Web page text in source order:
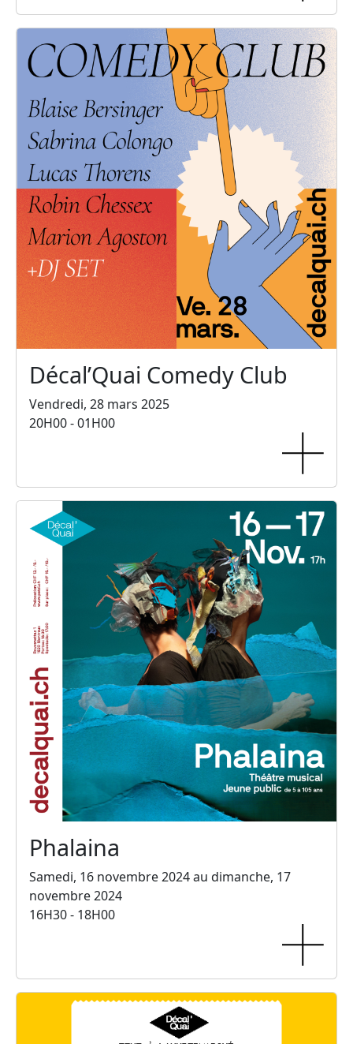
Décal’Quai Comedy Club
Vendredi, 28 mars 2025
20H00 - 01H00
Phalaina
Samedi, 16 novembre 2024 au dimanche, 17
novembre 2024
16H30 - 18H00